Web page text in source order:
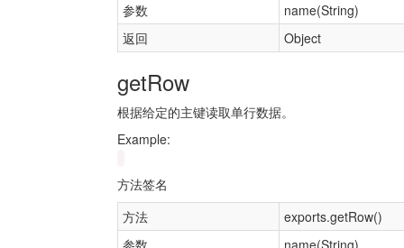
参数
name(String)
返回
Object
getRow
根据给定的主键读取单行数据。
Example:
方法签名
方法
exports.getRow()
参数
name(String)